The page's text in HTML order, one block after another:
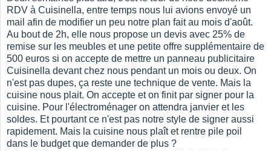
RDV à Cuisinella, entre temps nous lui avions envoyé un
mail afin de modifier un peu notre plan fait au mois d'août.
Au bout de 2h, elle nous propose un devis avec 25% de
remise sur les meubles et une petite offre supplémentaire de
500 euros si on accepte de mettre un panneau publicitaire
Cuisinella devant chez nous pendant un mois ou deux. On
n'est pas dupes, ça reste une technique de vente. Mais la
cuisine nous plait. On accepte et on finit par signer pour la
cuisine. Pour l'électroménager on attendra janvier et les
soldes. Et pourtant ce n'est pas notre style de signer aussi
rapidement. Mais la cuisine nous plaît et rentre pile poil
dans le budget que demander de plus ?